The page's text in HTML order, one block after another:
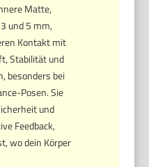
Matte,
und 5 mm,
Kontakt mit
Stabilität und
besonders bei
Posen. Sie
und
Feedback,
wo dein Körper